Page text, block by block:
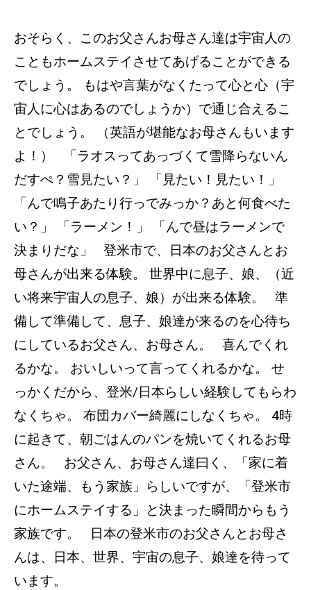
おそらく、このお父さんお母さん達は宇宙人の
こともホームステイさせてあげることができる
でしょう。 もはや言葉がなくたって心と心（宇
宙人に心はあるのでしょうか）で通じ合えるこ
とでしょう。 （英語が堪能なお母さんもいます
よ！） 「ラオスってあっづくて雪降らないん
だすぺ？雪見たい？」 「見たい！見たい！」
「んで鳴子あたり行っでみっか？あと何食べた
い？」 「ラーメン！」 「んで昼はラーメンで
決まりだな」 登米市で、日本のお父さんとお
母さんが出来る体験。 世界中に息子、娘、（近
い将来宇宙人の息子、娘）が出来る体験。 準
備して準備して、息子、娘達が来るのを心待ち
にしているお父さん、お母さん。 喜んでくれ
るかな。 おいしいって言ってくれるかな。 せ
っかくだから、登米/日本らしい経験してもらわ
なくちゃ。 布団カバー綺麗にしなくちゃ。 4時
に起きて、朝ごはんのパンを焼いてくれるお母
さん。 お父さん、お母さん達曰く、「家に着
いた途端、もう家族」らしいですが、「登米市
にホームステイする」と決まった瞬間からもう
家族です。 日本の登米市のお父さんとお母さ
んは、日本、世界、宇宙の息子、娘達を待って
います。